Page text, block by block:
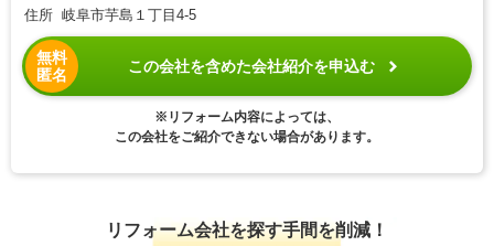
住所 岐阜市芋島１丁目4-5
無料
匿名
この会社を含めた会社紹介を申込む
※リフォーム内容によっては、
この会社をご紹介できない場合があります。
リフォーム会社を探す手間を削減！